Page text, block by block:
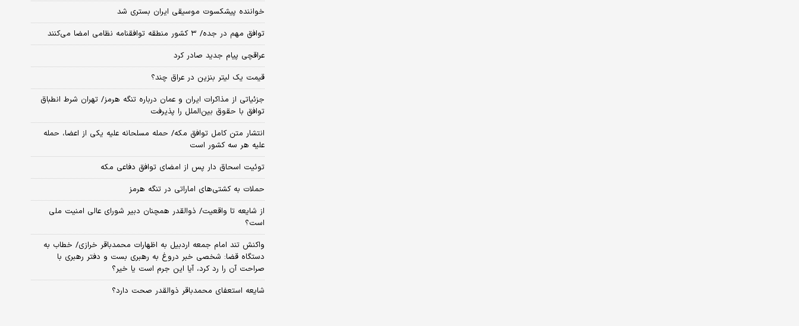
خواننده پیشکسوت موسیقی ایران بستری شد
توافق مهم در جده/ ۳ کشور منطقه توافقنامه نظامی امضا می‌کنند
عراقچی پیام جدید صادر کرد
قیمت یک لیتر بنزین در عراق چند؟
جزئیاتی از مذاکرات ایران و عمان درباره تنگه هرمز/ تهران شرط انطباق
توافق با حقوق بین‌الملل را پذیرفت
انتشار متن کامل توافق مکه/ حمله مسلحانه علیه یکی از اعضا، حمله
علیه هر سه کشور است
توئیت اسحاق دار پس از امضای توافق دفاعی مکه
حملات به کشتی‌های اماراتی در تنگه هرمز
از شایعه تا واقعیت/ ذوالقدر همچنان دبیر شورای ‌عالی امنیت ملی
است؟
واکنش تند امام جمعه اردبیل به اظهارات محمدباقر خرازی/ خطاب به
دستگاه قضا: شخصی خبر دروغ به رهبری بست و دفتر رهبری با
صراحت آن را رد کرد، آیا این جرم است یا خیر؟
شایعه استعفای محمدباقر ذوالقدر صحت دارد؟